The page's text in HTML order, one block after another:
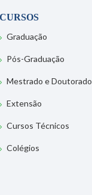
CURSOS
Graduação
Pós-Graduação
Mestrado e Doutorado
Extensão
Cursos Técnicos
Colégios